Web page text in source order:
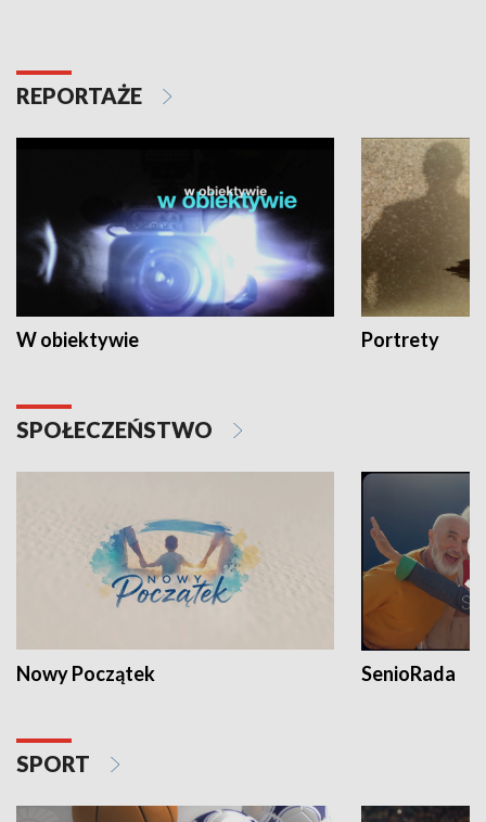
REPORTAŻE
W obiektywie Portrety
SPOŁECZEŃSTWO
Nowy Początek SenioRada
SPORT